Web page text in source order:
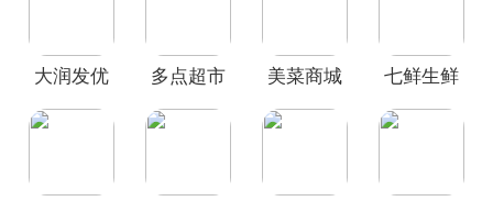
场，无需担心不会讲价、不会挑选新鲜
菜了。不用出门，一键下单，新鲜蔬菜
用户前来本站挑选下载使用！
大润发优
多点超市
美菜商城
七鲜生鲜